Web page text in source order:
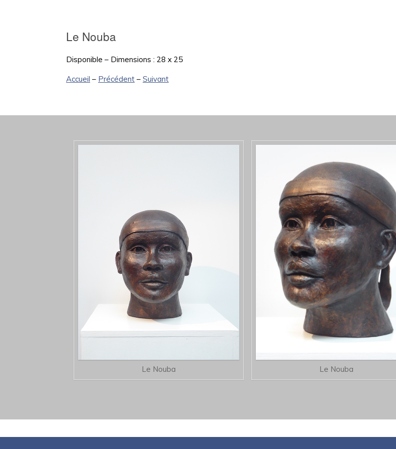
Le Nouba
Disponible – Dimensions : 28 x 25
Accueil – Précédent – Suivant
Le Nouba Le Nouba